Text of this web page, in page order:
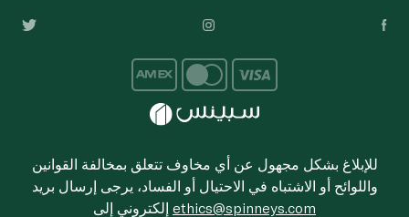
للإبلاغ بشكل مجهول عن أي مخاوف تتعلق بمخالفة القوانين
واللوائح أو الاشتباه في الاحتيال أو الفساد، يرجى إرسال بريد
ethics@spinneys.com